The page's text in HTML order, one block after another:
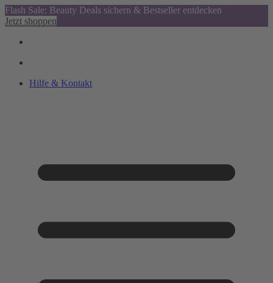
Flash Sale: Beauty Deals sichern & Bestseller entdecken
Jetzt shoppen
Hilfe & Kontakt